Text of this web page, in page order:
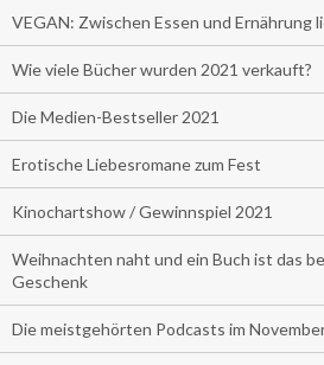
VEGAN: Zwischen Essen und Ernährung
Wie viele Bücher wurden 2021 verkauft?
Die Medien-Bestseller 2021
Erotische Liebesromane zum Fest
Kinochartshow / Gewinnspiel 2021
Weihnachten naht und ein Buch ist das
Geschenk
Die meistgehörten Podcasts im